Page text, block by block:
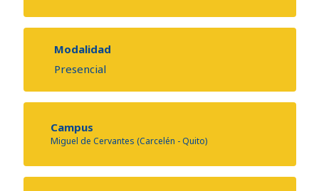
Modalidad
Presencial
Campus
Miguel de Cervantes (Carcelén - Quito)